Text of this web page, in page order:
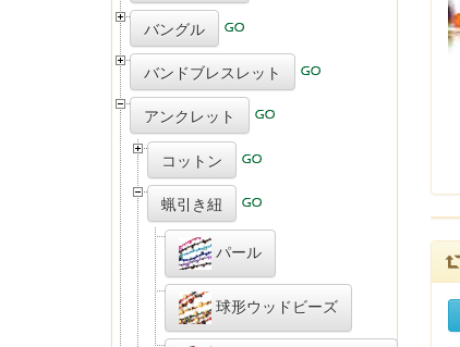
バングル
バンドブレスレット
アンクレット
コットン
蝋引き紐
パール
球形ウッドビーズ